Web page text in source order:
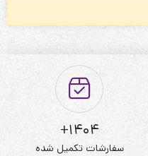
1404+
سفارشات تکمیل شده